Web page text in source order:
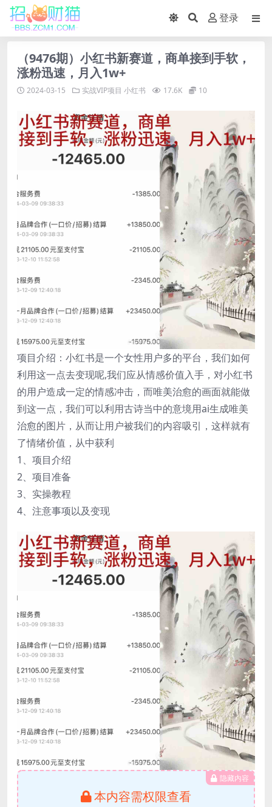
登录
（9476期）小红书新赛道，商单接到手软，
涨粉迅速，月入1w+
2024-03-15 实战VIP项目 小红书 17.6K 10
项目介绍：小红书是一个女性用户多的平台，我们如何
利用这一点去变现呢,我们应从情感价值入手，对小红书
的用户造成一定的情感冲击，而唯美治愈的画面就能做
到这一点，我们可以利用古诗当中的意境用ai生成唯美
治愈的图片，从而让用户被我们的内容吸引，这样就有
了情绪价值，从中获利
1、项目介绍
2、项目准备
3、实操教程
4、注意事项以及变现
隐藏内容
本内容需权限查看